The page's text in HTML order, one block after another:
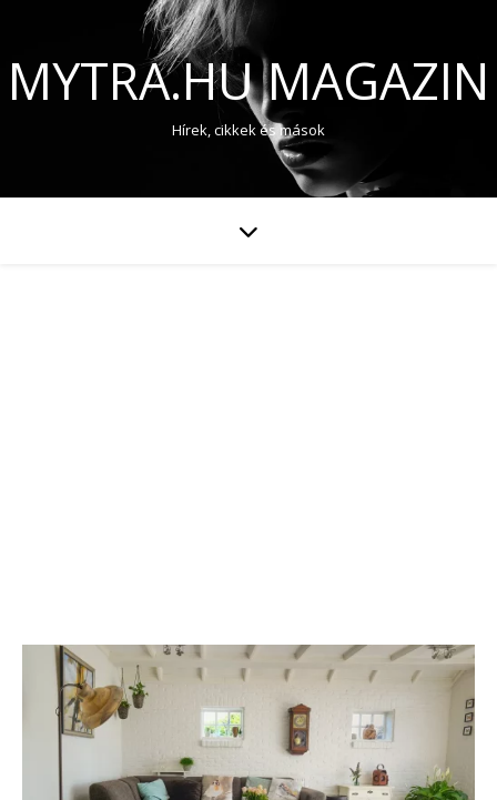
MYTRA.HU MAGAZIN
Hírek, cikkek és mások